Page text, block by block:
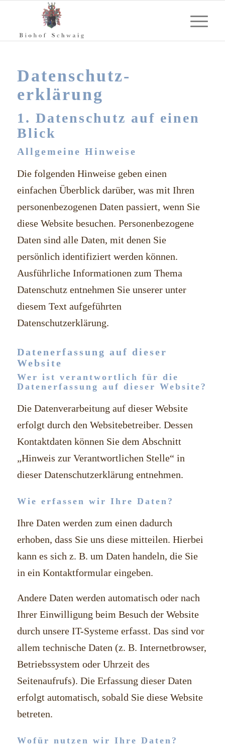
Datenschutz­
erklärung
1. Datenschutz auf einen
Blick
Allgemeine Hinweise
Die folgenden Hinweise geben einen
einfachen Überblick darüber, was mit Ihren
personenbezogenen Daten passiert, wenn Sie
diese Website besuchen. Personenbezogene
Daten sind alle Daten, mit denen Sie
persönlich identifiziert werden können.
Ausführliche Informationen zum Thema
Datenschutz entnehmen Sie unserer unter
diesem Text aufgeführten
Datenschutzerklärung.
Datenerfassung auf dieser
Website
Wer ist verantwortlich für die
Datenerfassung auf dieser Website?
Die Datenverarbeitung auf dieser Website
erfolgt durch den Websitebetreiber. Dessen
Kontaktdaten können Sie dem Abschnitt
„Hinweis zur Verantwortlichen Stelle“ in
dieser Datenschutzerklärung entnehmen.
Wie erfassen wir Ihre Daten?
Ihre Daten werden zum einen dadurch
erhoben, dass Sie uns diese mitteilen. Hierbei
kann es sich z. B. um Daten handeln, die Sie
in ein Kontaktformular eingeben.
Andere Daten werden automatisch oder nach
Ihrer Einwilligung beim Besuch der Website
durch unsere IT-Systeme erfasst. Das sind vor
allem technische Daten (z. B. Internetbrowser,
Betriebssystem oder Uhrzeit des
Seitenaufrufs). Die Erfassung dieser Daten
erfolgt automatisch, sobald Sie diese Website
betreten.
Wofür nutzen wir Ihre Daten?